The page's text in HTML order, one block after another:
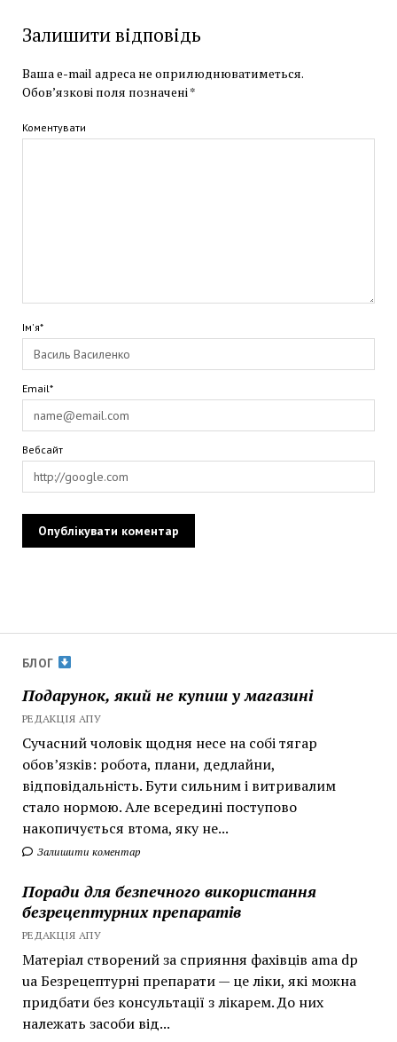
БЛОГ
Подарунок, який не купиш у магазині
РЕДАКЦІЯ АПУ
Сучасний чоловік щодня несе на собі тягар
обов’язків: робота, плани, дедлайни,
відповідальність. Бути сильним і витривалим
стало нормою. Але всередині поступово
накопичується втома, яку не...
Залишити коментар
Поради для безпечного використання
безрецептурних препаратів
РЕДАКЦІЯ АПУ
Матеріал створений за сприяння фахівців ama dp
ua Безрецептурні препарати — це ліки, які можна
придбати без консультації з лікарем. До них
належать засоби від...
Залишити відповідь
Ваша e-mail адреса не оприлюднюватиметься.
Обов’язкові поля позначені *
Коментувати
Ім'я*
Email*
Вебсайт